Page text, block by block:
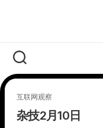
互联网观察
杂技2月10日